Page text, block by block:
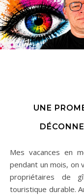
UNE
Mes vacances en mode écoresponsable. Chaque mardi
pendant un mois, on
propriétaires de
touristique durable.